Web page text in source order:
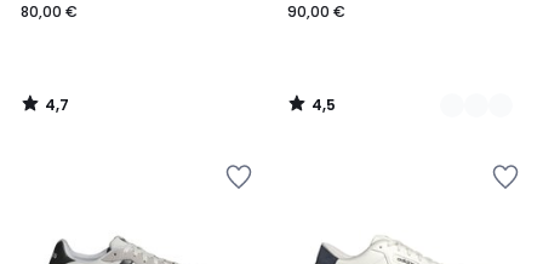
80,00 €
4,7
/
90,00 €
4,5
/